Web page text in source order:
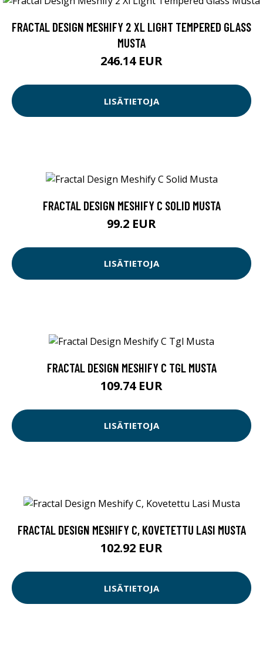
FRACTAL DESIGN MESHIFY 2 XL LIGHT TEMPERED GLASS
MUSTA
246.14 EUR
LISÄTIETOJA
FRACTAL DESIGN MESHIFY C SOLID MUSTA
99.2 EUR
LISÄTIETOJA
FRACTAL DESIGN MESHIFY C TGL MUSTA
109.74 EUR
LISÄTIETOJA
FRACTAL DESIGN MESHIFY C, KOVETETTU LASI MUSTA
102.92 EUR
LISÄTIETOJA